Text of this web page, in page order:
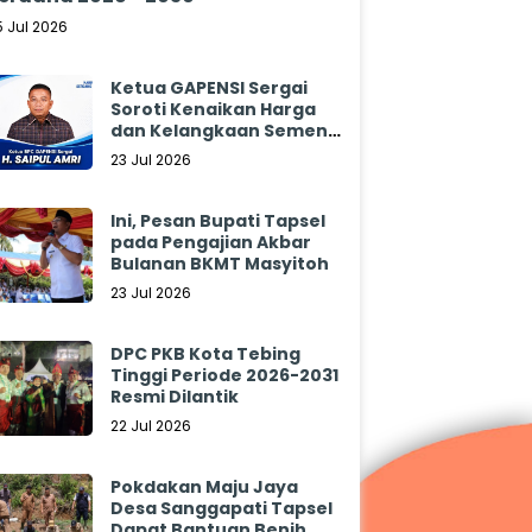
Jul 2026
Ketua GAPENSI Sergai
Soroti Kenaikan Harga
dan Kelangkaan Semen,
Minta Pemerintah
23 Jul 2026
Ini, Pesan Bupati Tapsel
pada Pengajian Akbar
Bulanan BKMT Masyitoh
23 Jul 2026
DPC PKB Kota Tebing
Tinggi Periode 2026-2031
Resmi Dilantik
22 Jul 2026
Pokdakan Maju Jaya
Desa Sanggapati Tapsel